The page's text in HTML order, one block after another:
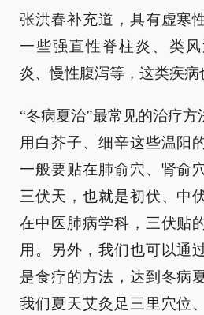
张洪春补充道，具有虚寒
一些强直性脊柱炎、类
炎、慢性腹泻等，这类疾病
“冬病夏治”最常见的治疗
用白芥子、细辛这些温阳
一般要贴在肺俞穴、肾俞
三伏天，也就是初伏、中
在中医肺病学科，三伏贴
用。另外，我们也可以通
是食疗的方法，达到冬病
我们夏天艾灸足三里穴位